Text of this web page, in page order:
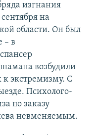
изгнания
на
области. Он был
– в
возбудили
к экстремизму. С
Психолого-
по заказу
невменяемым.